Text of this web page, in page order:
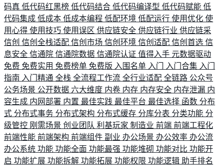
码真 低代码红黑榜 低代码结合 低代码编译型 低代码赋能 低
代码集成 低成本 低成本编程 低配环境 低配运行 使用优化 使
用心得 使用技巧 使用误区 供应链安全 供应链行业 供应链采
信创 信创全栈适配 信创市场 信创环境 信创适配 信创首选 信
息安全 信通院 信通院数据 信通院认证 值得入手 元数据驱动
免费 免费实用 免费榜单 免费版 入围名单 入门 入门合集 入门
指南 入门精通 全栈 全流程工作流 全行业适配 全链路 公众号
公务场景 公开数据 六大维度 内卷 内存 内存安全 内存泄漏 内
容生成 内网部署 内置 最佳实践 最佳平台 最佳选择 函数 分布
式 分布式事务 分布式架构 分布式缓存 分库分表 分类功能 分
级管控 刚需场景 创业团队 利基玩家 制造业 前端 前端工程化
前端性能 前端架构 前端组件 副业 办公场景 办公效率 办公流
办公系统 功能 功能全面 功能最强 功能堆砌 功能对比 功能开
启 功能扩展 功能拆解 功能拓展 功能权限 功能逻辑 助手排名